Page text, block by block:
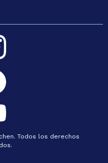
Todos los derechos